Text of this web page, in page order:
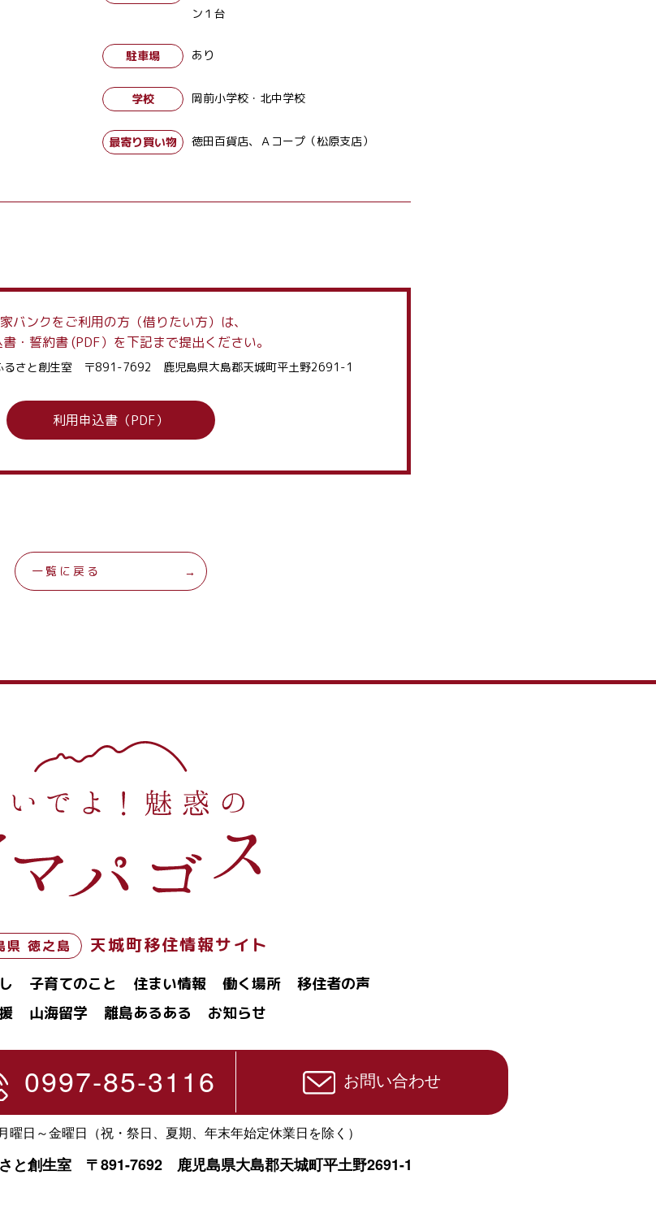
ン１台
駐車場 あり
学校 岡前小学校・北中学校
最寄り買い物 徳田百貨店、Ａコープ（松原支店）
バンクをご利用の方 （借りたい方）は、
・誓約書 (PDF）を下記まで提出ください。
さと創生室 〒891-7692 鹿児島県大島郡天城町平土野2691-1
利用申込書（PDF）
一覧に戻る
県 徳之島 天城町移住情報サイト
子育てのこと 住まい情報 働く場所
移住者の声
山海留学 離島あるある お知らせ
0997-85-3116 お問い合わせ
曜日～金曜日 （祝・祭日、夏期、年末年始定休業日を除く）
と創生室 〒891-7692 鹿児島県大島郡天城町平土野2691-1